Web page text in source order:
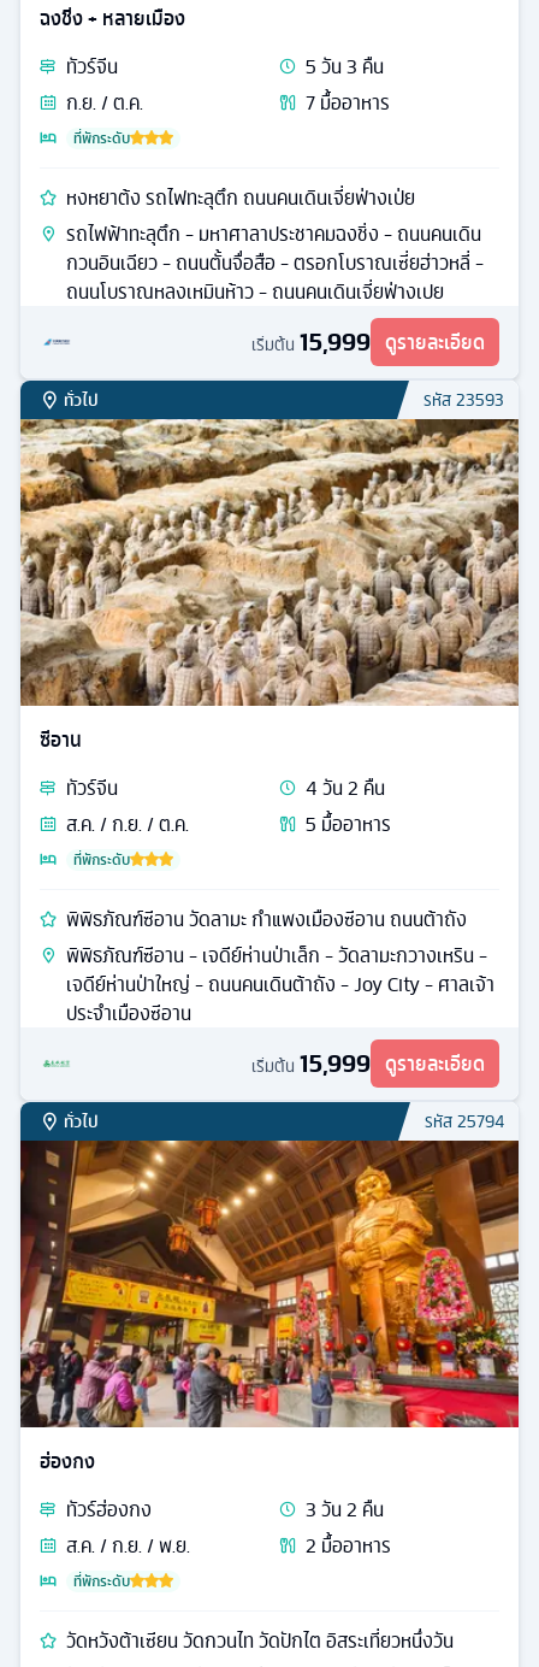
ชิงเต่า + หลายเมือง
ทัวร์จีน
ธ.ค. / ม.ค. / ก.พ. / มี.ค.
มื้ออาหาร
ที่พักระดับ
ถนนคบเพลิงสายที่แปด สะพานจ้านเฉียว หมู่บ้านประมงซา
ย่านหานเล่อฟาง - กรอบรูปยักษ์ เว่ยไห่ - สวนสาธารณะไห่
หยวน - ถนนฮั่วจวี้ปา - ซากเรือบลูเวย์ - สะพานจ้านเฉียว -
ชิงเต่า
23,999
เริ่มต้น15,999 ดูรายละเอียด
ทั่วไป รหัส25114
ทัวร์จีน 5วัน3คืน
ก.ย. / ต.ค.
7มื้ออาหาร
ที่พักระดับ
หงหยาต้ง รถไฟทะลุตึก ถนนคนเดินเจี่ยฟ่างเป่ย
รถไฟฟ้าทะลุตึก - มหาศาลาประชาคมฉงชิ่ง - ถนนคนเดิน
กวนอินเฉียว - ถนนตั้นจื่อสือ - ตรอกโบราณเซี่ยฮ่าวหลี่ -
ถนนโบราณหลงเหมินห้าว - ถนนคนเดินเจี่ยฟ่างเปย
เริ่มต้น15,999 ดูรายละเอียด
ทั่วไป รหัส23593
ทัวร์จีน 4วัน2คืน